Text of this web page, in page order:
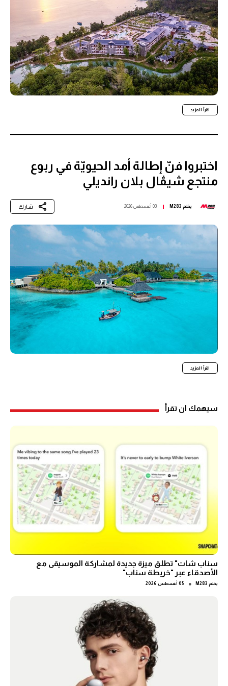
اقرأ المزيد
اختبروا فنّ إطالة أمد الحيويّة في ربوع
منتجع شيڤال بلان رانديلي
بقلم M283 03 أغسطس 2026 شارك
اقرأ المزيد
سيهمك ان تقرأ
سناب شات" تطلق ميزة جديدة لمشاركة الموسيقى مع
الأصدقاء عبر "خريطة سناب"
بقلم M283
● 05 أغسطس 2026